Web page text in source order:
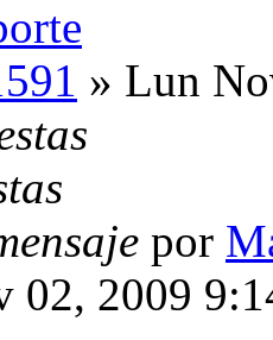
» Lun
por
02, 2009